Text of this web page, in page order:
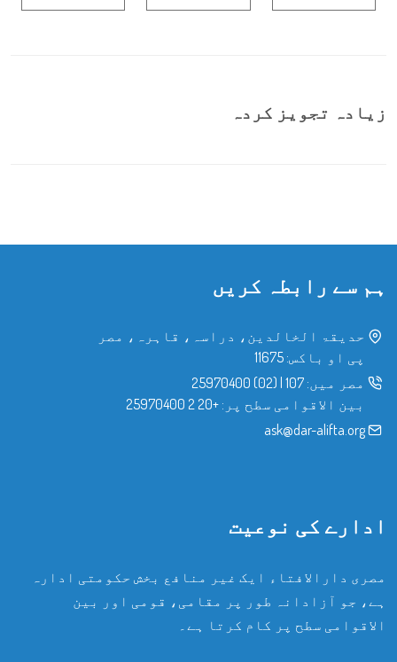
زیادہ تجویز کردہ
ہم سے رابطہ کریں
حدیقۃ الخالدین، دراسہ، قاہرہ، مصر
پی او باکس: 11675
مصر میں: 107
|
(02) 25970400
بین الاقوامی سطح پر: +20 2 25970400
ask@dar-alifta.org
ادارے کی نوعیت
مصری دارالافتاء ایک غیر منافع بخش حکومتی ادارہ
ہے، جو آزادانہ طور پر مقامی، قومی اور بین
الاقوامی سطح پر کام کرتا ہے۔